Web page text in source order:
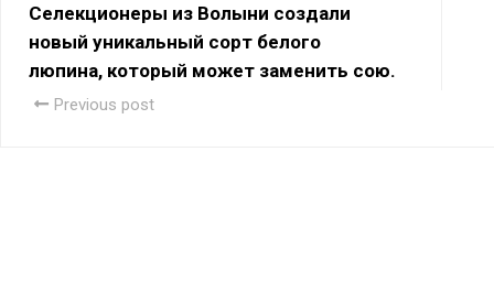
Селекционеры из Волыни создали
новый уникальный сорт белого
люпина, который может заменить сою.
Previous post